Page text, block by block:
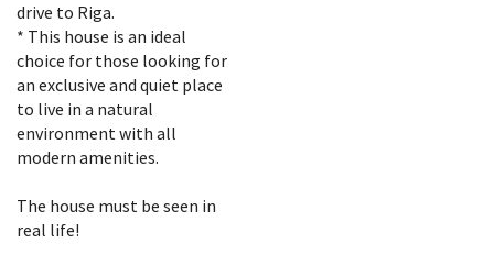
drive to Riga.
* This house is an ideal
choice for those looking for
an exclusive and quiet place
to live in a natural
environment with all
modern amenities.
The house must be seen in
real life!